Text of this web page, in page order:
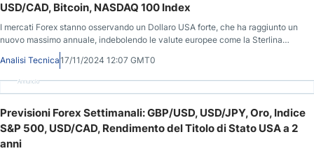
USD/CAD, Bitcoin, NASDAQ 100 Index
I mercati Forex stanno osservando un Dollaro USA forte, che ha raggiunto un
nuovo massimo annuale, indebolendo le valute europee come la Sterlina
Britannica e l’Euro, mentre Bitcoin sale e le azioni crollano.
Analisi Tecnica17/11/2024 12:07 GMT0
Annuncio
Previsioni Forex Settimanali: GBP/USD, USD/JPY, Oro, Indice
S&P 500, USD/CAD, Rendimento del Titolo di Stato USA a 2
anni